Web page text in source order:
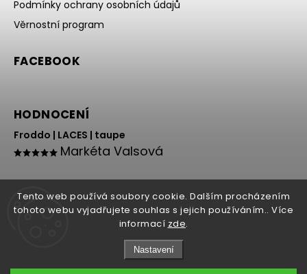
Tento web používá soubory cookie. Dalším procházením
tohoto webu vyjadřujete souhlas s jejich používáním.. Více
informací zde.
Nastavení
Podmínky ochrany osobních údajů
Věrnostní program
FACEBOOK
HODNOCENÍ
Froddo | LACES | taupe
Markéta Valsová